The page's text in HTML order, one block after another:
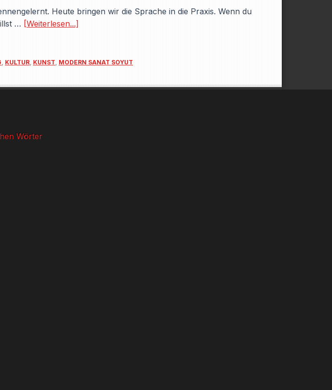
Heute bringen wir die Sprache in die Praxis. Wenn du
… [Weiterlesen...]
, KULTUR, KUNST, MODERN SANAT SOYUT
Wörter